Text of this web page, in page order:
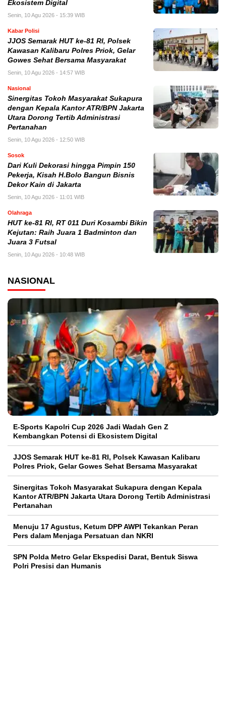
Ekosistem Digital
Senin, 10 Agu 2026 - 15:39 WIB
Kabar Polisi
JJOS Semarak HUT ke-81 RI, Polsek
Kawasan Kalibaru Polres Priok, Gelar
Gowes Sehat Bersama Masyarakat
Senin, 10 Agu 2026 - 14:57 WIB
Nasional
Sinergitas Tokoh Masyarakat Sukapura
dengan Kepala Kantor ATR/BPN Jakarta
Utara Dorong Tertib Administrasi
Pertanahan
Senin, 10 Agu 2026 - 12:50 WIB
Sosok
Dari Kuli Dekorasi hingga Pimpin 150
Pekerja, Kisah H.Bolo Bangun Bisnis
Dekor Kain di Jakarta
Senin, 10 Agu 2026 - 11:01 WIB
Olahraga
HUT ke-81 RI, RT 011 Duri Kosambi Bikin
Kejutan: Raih Juara 1 Badminton dan
Juara 3 Futsal
Senin, 10 Agu 2026 - 10:48 WIB
NASIONAL
E-Sports Kapolri Cup 2026 Jadi Wadah Gen Z
Kembangkan Potensi di Ekosistem Digital
JJOS Semarak HUT ke-81 RI, Polsek Kawasan Kalibaru
Polres Priok, Gelar Gowes Sehat Bersama Masyarakat
Sinergitas Tokoh Masyarakat Sukapura dengan Kepala
Kantor ATR/BPN Jakarta Utara Dorong Tertib Administrasi
Pertanahan
Menuju 17 Agustus, Ketum DPP AWPI Tekankan Peran
Pers dalam Menjaga Persatuan dan NKRI
SPN Polda Metro Gelar Ekspedisi Darat, Bentuk Siswa
Polri Presisi dan Humanis